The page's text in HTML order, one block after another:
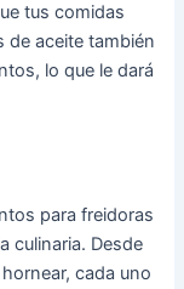
tus comidas
de aceite también
lo que le dará
para freidoras
culinaria. Desde
cada uno